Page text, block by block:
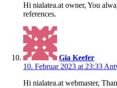
Hi nialatea.at owner, You
references.
Gia Keefer
10. Februar 2023 at 23:33
Hi nialatea.at webmaster,